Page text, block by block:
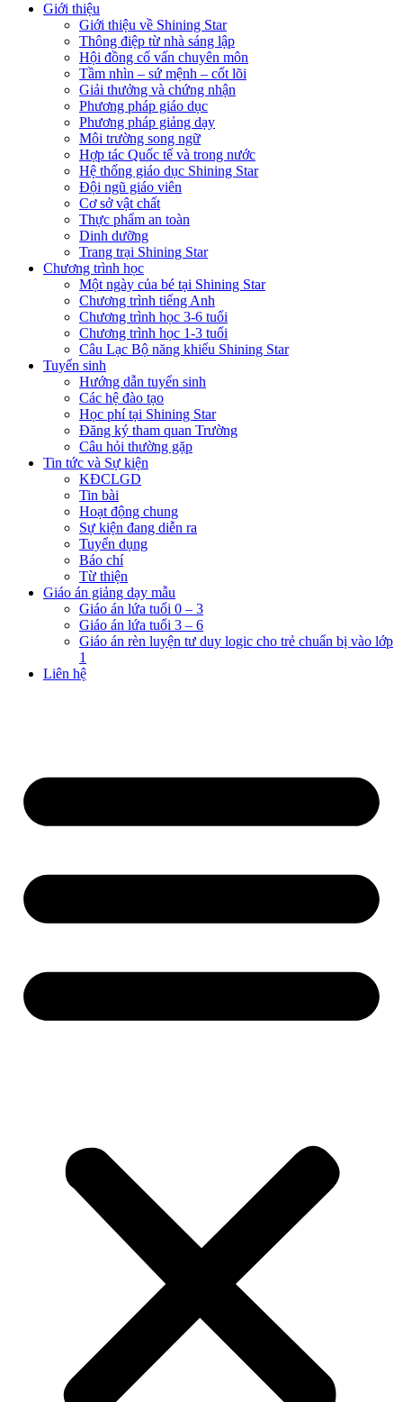
Giới thiệu
Giới thiệu về Shining Star
Thông điệp từ nhà sáng lập
Hội đồng cố vấn chuyên môn
Tầm nhìn – sứ mệnh – cốt lõi
Giải thưởng và chứng nhận
Phương pháp giáo dục
Phương pháp giảng dạy
Môi trường song ngữ
Hợp tác Quốc tế và trong nước
Hệ thống giáo dục Shining Star
Đội ngũ giáo viên
Cơ sở vật chất
Thực phẩm an toàn
Dinh dưỡng
Trang trại Shining Star
Chương trình học
Một ngày của bé tại Shining Star
Chương trình tiếng Anh
Chương trình học 3-6 tuổi
Chương trình học 1-3 tuổi
Câu Lạc Bộ năng khiếu Shining Star
Tuyển sinh
Hướng dẫn tuyển sinh
Các hệ đào tạo
Học phí tại Shining Star
Đăng ký tham quan Trường
Câu hỏi thường gặp
Tin tức và Sự kiện
KĐCLGD
Tin bài
Hoạt động chung
Sự kiện đang diễn ra
Tuyển dụng
Báo chí
Từ thiện
Giáo án giảng dạy mẫu
Giáo án lứa tuổi 0 – 3
Giáo án lứa tuổi 3 – 6
Giáo án rèn luyện tư duy logic cho trẻ chuẩn bị vào lớp
1
Liên hệ